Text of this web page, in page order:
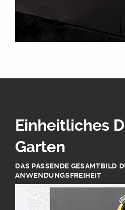
Einheitliches
Garten
DAS PASSENDE GESAMTBILD
ANWENDUNGSFREIHEIT